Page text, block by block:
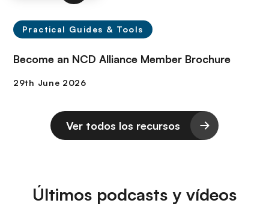
Practical Guides & Tools
Become an NCD Alliance Member Brochure
Ver todos los recursos
Últimos podcasts y vídeos